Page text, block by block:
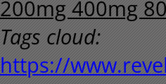
200mg 400mg
Tags cloud:
https://